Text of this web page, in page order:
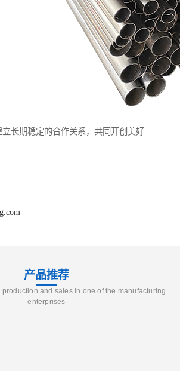
长期稳定的合作关系，共同开创美好
产品推荐
and sales in one of the manufacturing
enterprises